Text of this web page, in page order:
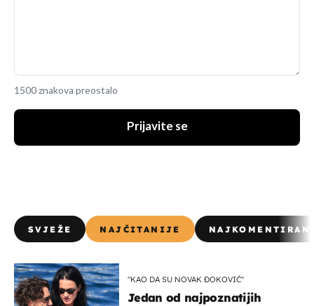
1500 znakova preostalo
Prijavite se
SVJEŽE NAJČITANIJE
"KAO DA SU NOVAK ĐOKOVIĆ"
Jedan od najpoznatijih